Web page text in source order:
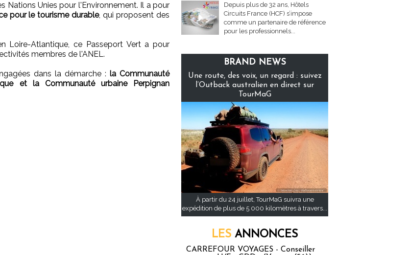
Nations Unies pour l'Environnement. Il a pour
pour le tourisme durable, qui proposent des
Loire-Atlantique, ce Passeport Vert a pour
membres de l'ANEL.
dans la démarche : la Communauté
et la Communauté urbaine Perpignan
Depuis plus de 32 ans, Hôtels
Circuits France (HCF) s’impose
comme un partenaire de référence
pour les professionnels...
BRAND NEWS
Une route, des voix, un regard : suivez
l’Outback australien en direct sur
TourMaG
À partir du 24 juillet, TourMaG suivra une
expédition de plus de 5 000 kilomètres à travers...
LES ANNONCES
CARREFOUR VOYAGES - Conseiller